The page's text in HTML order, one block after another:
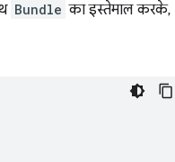
Bundle का इस्तेमाल करके,